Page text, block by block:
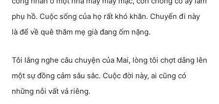
phụ hồ. Cuộc sống của họ rất khó khăn. Chuyến đi này
là để về quê thăm mẹ già đang ốm nặng.
Tôi lắng nghe câu chuyện của Mai, lòng tôi chợt dâng lên
một sự đồng cảm sâu sắc. Cuộc đời này, ai cũng có
những nỗi vất vả riêng.